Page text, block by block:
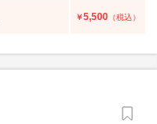
￥5,500 （税込）